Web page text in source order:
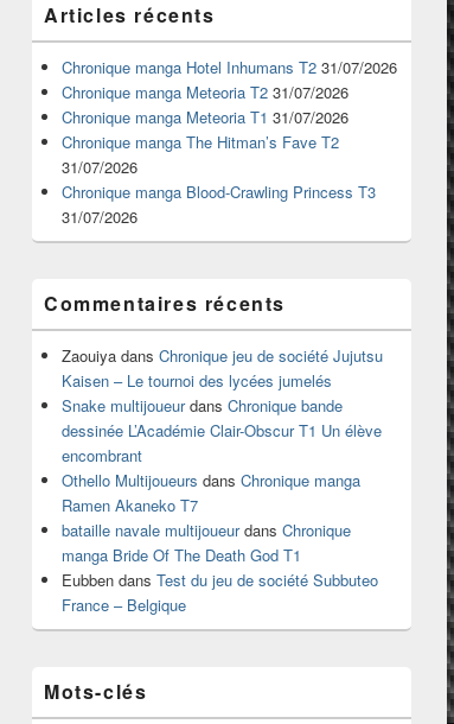
principale
de
widget
pour
barre
latérale
Articles récents
Chronique manga Hotel Inhumans T2 31/07/2026
Chronique manga Meteoria T2 31/07/2026
Chronique manga Meteoria T1 31/07/2026
Chronique manga The Hitman’s Fave T2
31/07/2026
Chronique manga Blood-Crawling Princess T3
31/07/2026
Commentaires récents
Zaouiya dans Chronique jeu de société Jujutsu
Kaisen – Le tournoi des lycées jumelés
Snake multijoueurdans Chronique bande
dessinée L’Académie Clair-Obscur T1 Un élève
encombrant
Othello Multijoueurs dans Chronique manga
Ramen Akaneko T7
bataille navale multijoueurdans Chronique
manga Bride Of The Death God T1
Eubben dans Test du jeu de société Subbuteo
France – Belgique
Mots-clés